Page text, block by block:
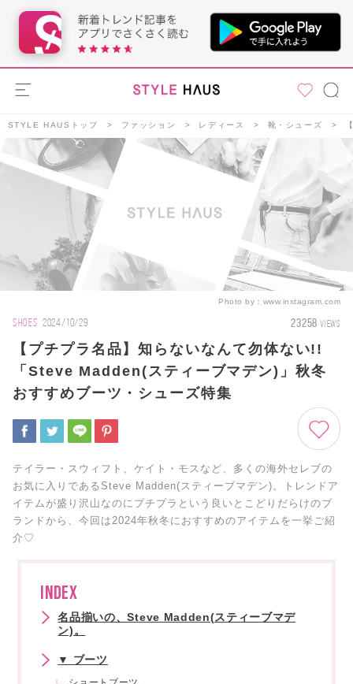
STYLE HAUSトップ ファッション レディース 靴・シューズ
Photo by： www.instagram.com
SHOES 2024/10/29 23258 VIEWS
【プチプラ名品】知らないなんて勿体ない!!
「Steve Madden(スティーブマデン)」秋冬
おすすめブーツ・シューズ特集
テイラー・スウィフト、ケイト・モスなど、多くの海外セレブの
お気に入りであるSteve Madden(スティーブマデン)。トレンドア
イテムが盛り沢山なのにプチプラという良いとこどりだらけのブ
ランドから、今回は2024年秋冬におすすめのアイテムを一挙ご紹
介♡
INDEX
名品揃いの、Steve Madden(スティーブマデ
ン)。
▼ ブーツ